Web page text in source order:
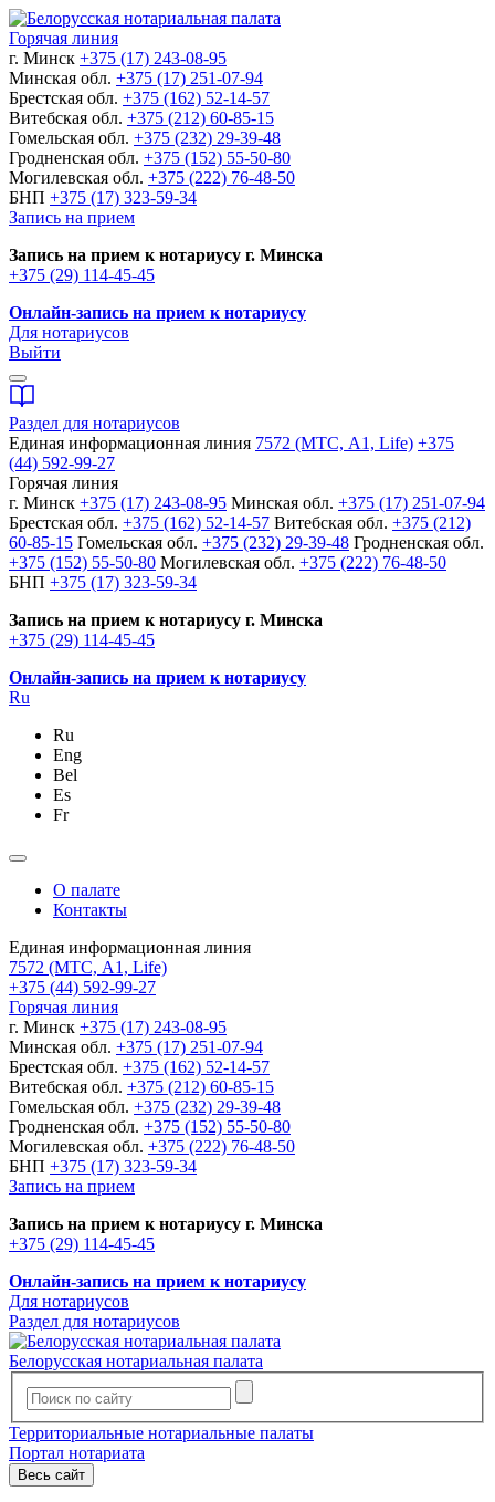
Горячая линия
г. Минск +375 (17) 243-08-95
Минская обл. +375 (17) 251-07-94
Брестская обл. +375 (162) 52-14-57
Витебская обл. +375 (212) 60-85-15
Гомельская обл. +375 (232) 29-39-48
Гродненская обл. +375 (152) 55-50-80
Могилевская обл. +375 (222) 76-48-50
БНП +375 (17) 323-59-34
Запись на прием
Запись на прием к нотариусу г. Минска
+375 (29) 114-45-45
Онлайн-запись на прием к нотариусу
Для нотариусов
Выйти
Раздел для нотариусов
Единая информационная линия 7572 (МТС, A1, Life) +375
(44) 592-99-27
Горячая линия
г. Минск +375 (17) 243-08-95 Минская обл. +375 (17) 251-07-94
Брестская обл. +375 (162) 52-14-57 Витебская обл. +375 (212)
60-85-15 Гомельская обл. +375 (232) 29-39-48 Гродненская обл.
+375 (152) 55-50-80 Могилевская обл. +375 (222) 76-48-50
БНП +375 (17) 323-59-34
Запись на прием к нотариусу г. Минска
+375 (29) 114-45-45
Онлайн-запись на прием к нотариусу
Ru
Ru
Eng
Bel
Es
Fr
О палате
Контакты
Единая информационная линия
7572 (МТС, A1, Life)
+375 (44) 592-99-27
Горячая линия
г. Минск +375 (17) 243-08-95
Минская обл. +375 (17) 251-07-94
Брестская обл. +375 (162) 52-14-57
Витебская обл. +375 (212) 60-85-15
Гомельская обл. +375 (232) 29-39-48
Гродненская обл. +375 (152) 55-50-80
Могилевская обл. +375 (222) 76-48-50
БНП +375 (17) 323-59-34
Запись на прием
Запись на прием к нотариусу г. Минска
+375 (29) 114-45-45
Онлайн-запись на прием к нотариусу
Для нотариусов
Раздел для нотариусов
Белорусская нотариальная палата
Территориальные нотариальные палаты
Портал нотариата
Весь сайт